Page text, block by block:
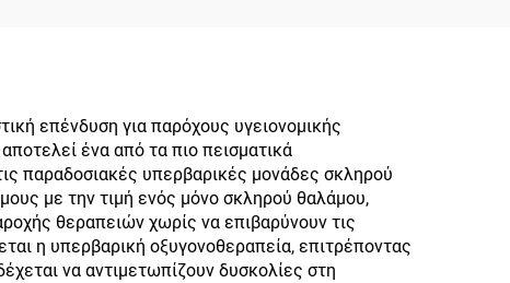
επένδυση για παρόχους υγειονομικής
ένα από τα πιο πεισματικά
παραδοσιακές υπερβαρικές μονάδες σκληρού
με την τιμή ενός μόνο σκληρού θαλάμου,
θεραπειών χωρίς να επιβαρύνουν τις
η υπερβαρική οξυγονοθεραπεία, επιτρέποντας
να αντιμετωπίζουν δυσκολίες στη